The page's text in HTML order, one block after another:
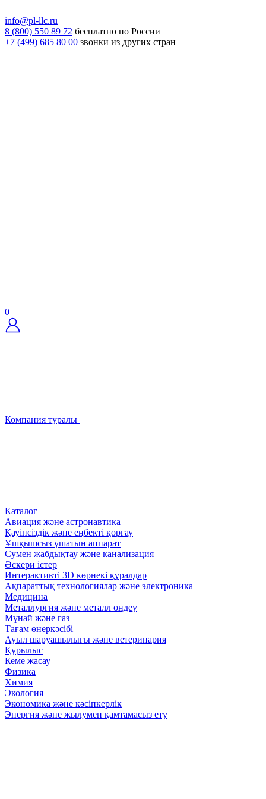
info@pl-llc.ru
8 (800) 550 89 72 бесплатно по России
+7 (499) 685 80 00 звонки из других стран
0
Компания туралы
Каталог
Авиация және астронавтика
Қауіпсіздік және еңбекті қорғау
Ұшқышсыз ұшатын аппарат
Сумен жабдықтау және канализация
Әскери істер
Интерактивті 3D көрнекі құралдар
Ақпараттық технологиялар және электроника
Медицина
Металлургия және металл өңдеу
Мұнай және газ
Тағам өнеркәсібі
Ауыл шаруашылығы және ветеринария
Құрылыс
Кеме жасау
Физика
Химия
Экология
Экономика және кәсіпкерлік
Энергия және жылумен қамтамасыз ету